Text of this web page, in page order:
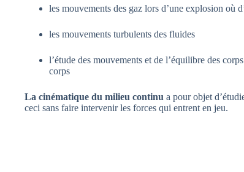
les mouvements des gaz lors d’une explosion où
les mouvements turbulents des fluides
l’étude des mouvements et de l’équilibre des
corps
La cinématique du milieu continu a pour objet
ceci sans faire intervenir les forces qui entrent en jeu.